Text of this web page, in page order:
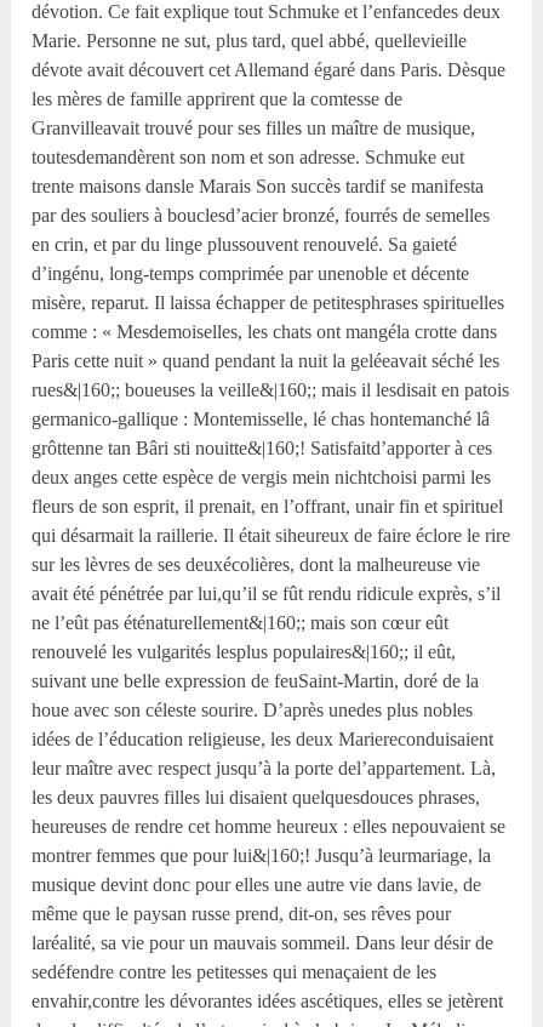
dévotion. Ce fait explique tout Schmuke et l’enfancedes deux
Marie. Personne ne sut, plus tard, quel abbé, quellevieille
dévote avait découvert cet Allemand égaré dans Paris. Dèsque
les mères de famille apprirent que la comtesse de
Granvilleavait trouvé pour ses filles un maître de musique,
toutesdemandèrent son nom et son adresse. Schmuke eut
trente maisons dansle Marais Son succès tardif se manifesta
par des souliers à bouclesd’acier bronzé, fourrés de semelles
en crin, et par du linge plussouvent renouvelé. Sa gaieté
d’ingénu, long-temps comprimée par unenoble et décente
misère, reparut. Il laissa échapper de petitesphrases spirituelles
comme : « Mesdemoiselles, les chats ont mangéla crotte dans
Paris cette nuit » quand pendant la nuit la geléeavait séché les
rues&|160;; boueuses la veille&|160;; mais il lesdisait en patois
germanico-gallique : Montemisselle, lé chas hontemanché lâ
grôttenne tan Bâri sti nouitte&|160;! Satisfaitd’apporter à ces
deux anges cette espèce de vergis mein nichtchoisi parmi les
fleurs de son esprit, il prenait, en l’offrant, unair fin et spirituel
qui désarmait la raillerie. Il était siheureux de faire éclore le rire
sur les lèvres de ses deuxécolières, dont la malheureuse vie
avait été pénétrée par lui,qu’il se fût rendu ridicule exprès, s’il
ne l’eût pas éténaturellement&|160;; mais son cœur eût
renouvelé les vulgarités lesplus populaires&|160;; il eût,
suivant une belle expression de feuSaint-Martin, doré de la
houe avec son céleste sourire. D’après unedes plus nobles
idées de l’éducation religieuse, les deux Mariereconduisaient
leur maître avec respect jusqu’à la porte del’appartement. Là,
les deux pauvres filles lui disaient quelquesdouces phrases,
heureuses de rendre cet homme heureux : elles nepouvaient se
montrer femmes que pour lui&|160;! Jusqu’à leurmariage, la
musique devint donc pour elles une autre vie dans lavie, de
même que le paysan russe prend, dit-on, ses rêves pour
laréalité, sa vie pour un mauvais sommeil. Dans leur désir de
sedéfendre contre les petitesses qui menaçaient de les
envahir,contre les dévorantes idées ascétiques, elles se jetèrent